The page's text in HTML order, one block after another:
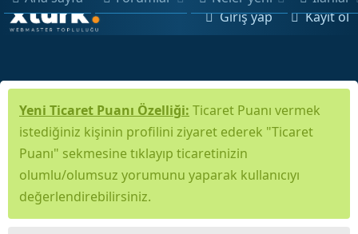
Giriş yap Kayıt ol
Yeni Ticaret Puanı Özelliği: Ticaret Puanı vermek
istediğiniz kişinin profilini ziyaret ederek "Ticaret
Puanı" sekmesine tıklayıp ticaretinizin
olumlu/olumsuz yorumunu yaparak kullanıcıyı
değerlendirebilirsiniz.